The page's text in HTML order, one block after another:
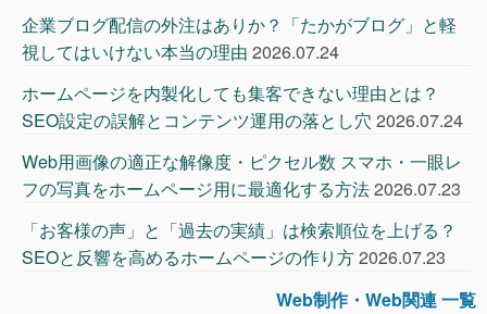
企業ブログ配信の外注はありか？「たかがブログ」と軽
視してはいけない本当の理由 2026.07.24
ホームページを内製化しても集客できない理由とは？
SEO設定の誤解とコンテンツ運用の落とし穴 2026.07.24
Web用画像の適正な解像度・ピクセル数 スマホ・一眼レ
フの写真をホームページ用に最適化する方法2026.07.23
「お客様の声」と「過去の実績」は検索順位を上げる？
SEOと反響を高めるホームページの作り方2026.07.23
Web制作・Web関連 一覧